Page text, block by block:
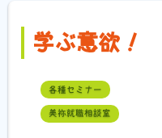
利用者の声
地域連携事業
求人情報検索
学ぶ意欲！
各種セミナー
美祢就職相談室